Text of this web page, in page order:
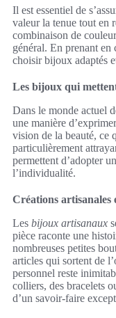
Il est essentiel de
valeur la tenue tout en
combinaison de
général. En prenant
choisir bijoux adaptés
Les bijoux qui
Dans le monde actuel
une manière
vision de la beauté, ce
particulièrement
permettent d’adopter
l’individualité.
Créations artisanales
Les bijoux artisanaux
pièce raconte une
nombreuses petites
articles qui sortent de
personnel reste
colliers, des bracelets
d’un savoir-faire